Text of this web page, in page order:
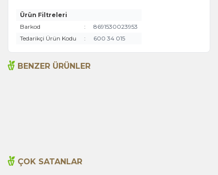
Ürün Filtreleri
Barkod
:
8691530023953
Tedarikçi Ürün Kodu
: 600 34 015
BENZER ÜRÜNLER
ÇOK SATANLAR